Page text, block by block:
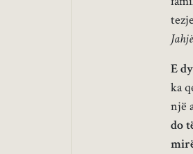
E
ka
një
do